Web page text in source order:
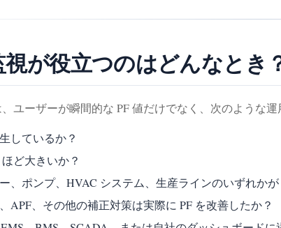
が役立つのはどんなとき
ユーザーが瞬間的な PF 値だけでなく、次のような運
しているか？
ど大きいか？
、ポンプ、HVAC システム、生産ラインのいずれかが
APF、その他の補正対策は実際に PF を改善したか？